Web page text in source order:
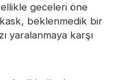
geceleri öne
kask, beklenmedik bir
yaralanmaya karşı